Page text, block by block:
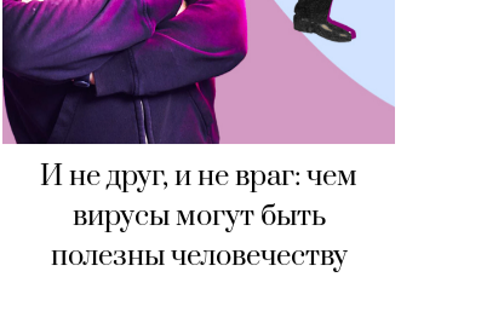
И не друг, и не враг: чем
вирусы могут быть
полезны человечеству